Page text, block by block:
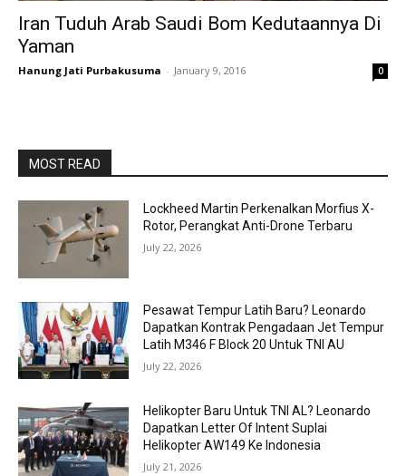
Iran Tuduh Arab Saudi Bom Kedutaannya Di
Yaman
Hanung Jati Purbakusuma - January 9, 2016 0
MOST READ
Lockheed Martin Perkenalkan Morfius X-
Rotor, Perangkat Anti-Drone Terbaru
July 22, 2026
Pesawat Tempur Latih Baru? Leonardo
Dapatkan Kontrak Pengadaan Jet Tempur
Latih M346 F Block 20 Untuk TNI AU
July 22, 2026
Helikopter Baru Untuk TNI AL? Leonardo
Dapatkan Letter Of Intent Suplai
Helikopter AW149 Ke Indonesia
July 21, 2026